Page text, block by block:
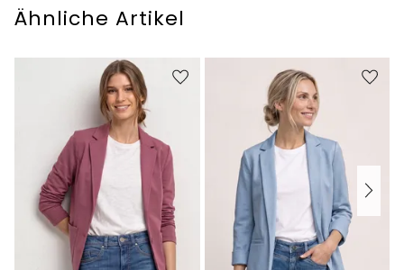
Ähnliche Artikel